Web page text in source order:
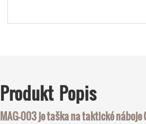
Produkt Popis
MAG-003 je taška na taktické náboje